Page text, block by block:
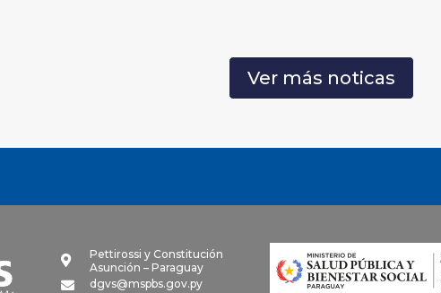
Ver más noticas

Pettirossi y Constitución
Asunción – Paraguay

dgvs@mspbs.gov.py